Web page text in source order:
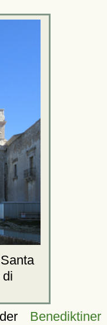
Benediktiner